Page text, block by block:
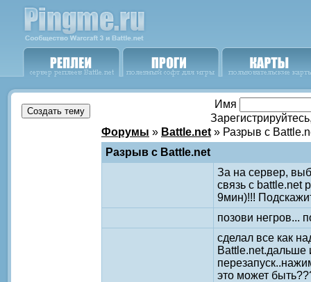
Имя
Форумы » Battle.net » Разрыв с
Разрыв с Battle.net
За на сервер,
связь с battle.net
9мин)!!!
позови негров...
сделал все как
Battle.net.дальше
это может